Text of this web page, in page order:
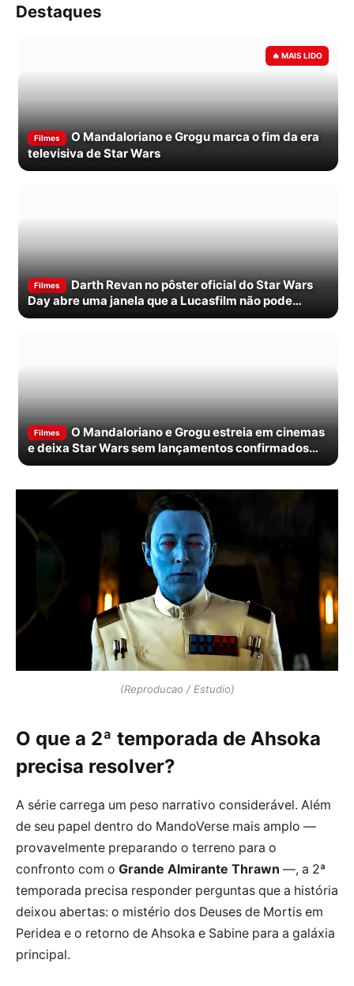
Destaques
Filmes
O Mandaloriano e Grogu marca o fim da era
televisiva de Star Wars
Filmes
Darth Revan no pôster oficial do Star Wars
Day abre uma janela que a Lucasfilm não pode
ignorar
Filmes
O Mandaloriano e Grogu estreia em cinemas
e deixa Star Wars sem lançamentos confirmados
até 2027
(Reproducao / Estudio)
O que a 2ª temporada de Ahsoka
precisa resolver?
A série carrega um peso narrativo considerável. Além
de seu papel dentro do MandoVerse mais amplo —
provavelmente preparando o terreno para o
confronto com o Grande Almirante Thrawn —, a 2ª
temporada precisa responder perguntas que a história
deixou abertas: o mistério dos Deuses de Mortis em
Peridea e o retorno de Ahsoka e Sabine para a galáxia
principal.